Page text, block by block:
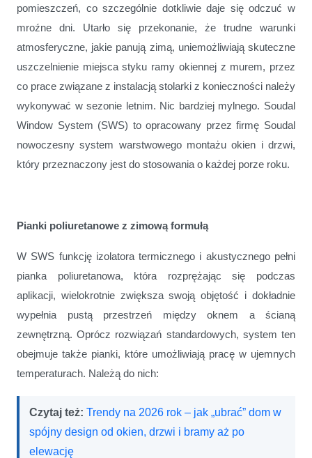
pomieszczeń, co szczególnie dotkliwie daje się odczuć w
mroźne dni. Utarło się przekonanie, że trudne warunki
atmosferyczne, jakie panują zimą, uniemożliwiają skuteczne
uszczelnienie miejsca styku ramy okiennej z murem, przez
co prace związane z instalacją stolarki z konieczności należy
wykonywać w sezonie letnim. Nic bardziej mylnego. Soudal
Window System (SWS) to opracowany przez firmę Soudal
nowoczesny system warstwowego montażu okien i drzwi,
który przeznaczony jest do stosowania o każdej porze roku.
Pianki poliuretanowe z zimową formułą
W SWS funkcję izolatora termicznego i akustycznego pełni
pianka poliuretanowa, która rozprężając się podczas
aplikacji, wielokrotnie zwiększa swoją objętość i dokładnie
wypełnia pustą przestrzeń między oknem a ścianą
zewnętrzną. Oprócz rozwiązań standardowych, system ten
obejmuje także pianki, które umożliwiają pracę w ujemnych
temperaturach. Należą do nich:
Czytaj też: Trendy na 2026 rok – jak „ubrać” dom w
spójny design od okien, drzwi i bramy aż po
elewację